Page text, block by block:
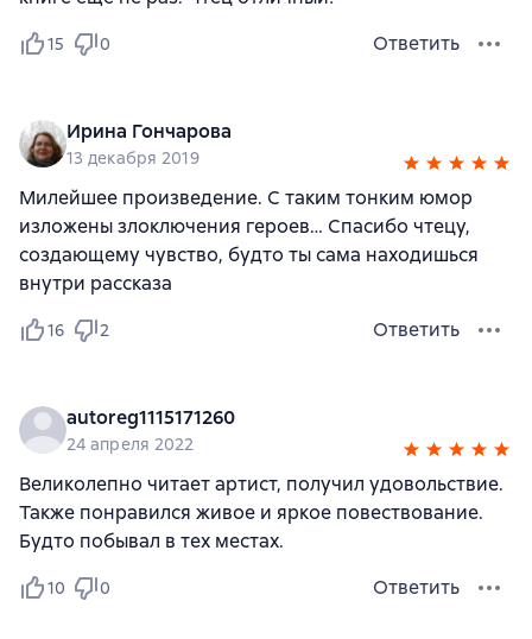
15 0 Ответить
Ирина Гончарова
13 декабря 2019
Милейшее произведение. С таким тонким юмор
изложены злоключения героев… Спасибо чтецу,
создающему чувство, будто ты сама находишься
внутри рассказа
16 2 Ответить
autoreg1115171260
24 апреля 2022
Великолепно читает артист, получил удовольствие.
Также понравился живое и яркое повествование.
Будто побывал в тех местах.
10 0 Ответить